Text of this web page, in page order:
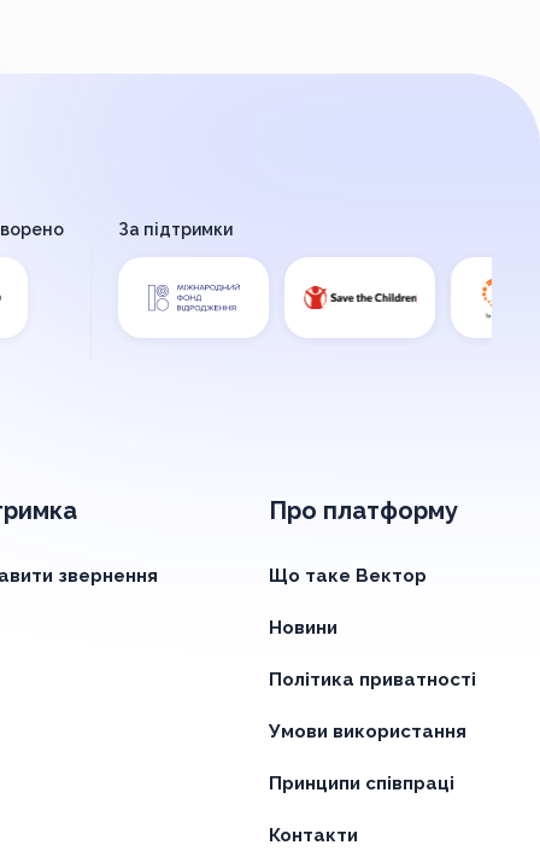
звернення
Про платформу
Що таке Вектор
Новини
Політика приватності
Умови використання
Принципи співпраці
Контакти
За підтримки